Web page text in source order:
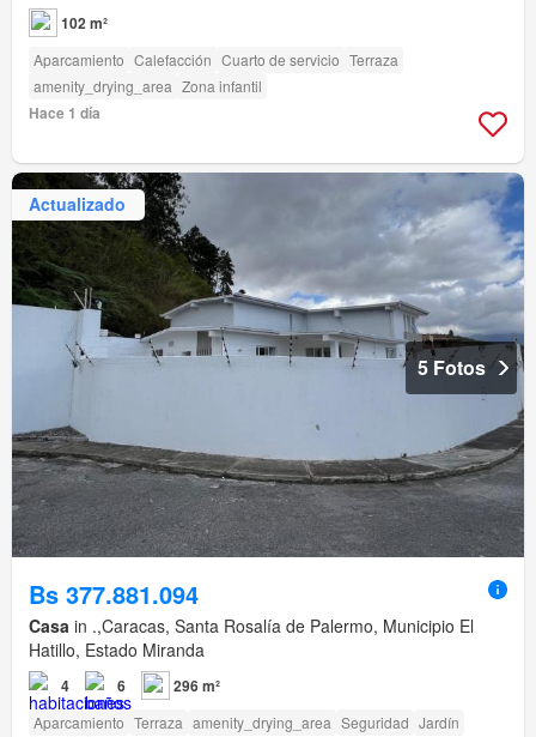
102 m²
Aparcamiento Calefacción Cuarto de servicio Terraza
amenity_drying_area Zona infantil
Hace 1 día
Actualizado
5 Fotos
Bs 377.881.094
Casa in .,Caracas, Santa Rosalía de Palermo, Municipio El
Hatillo, Estado Miranda
4 6 296 m²
Aparcamiento Terraza amenity_drying_area Seguridad Jardín